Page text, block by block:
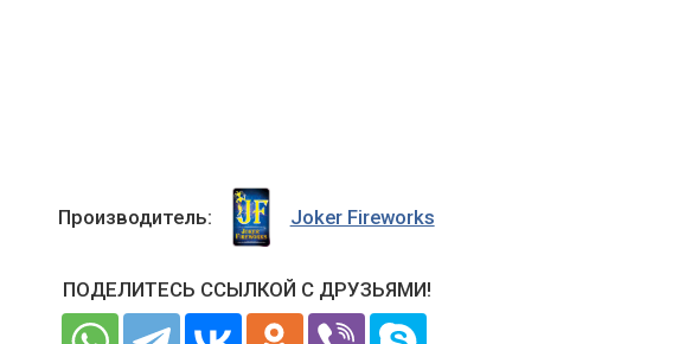
Производитель: Joker Fireworks
ПОДЕЛИТЕСЬ ССЫЛКОЙ С ДРУЗЬЯМИ!